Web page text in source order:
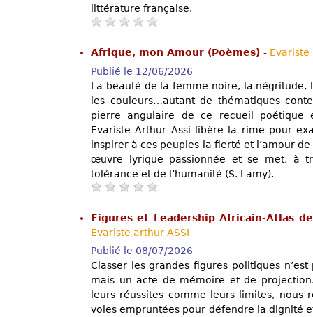
littérature française.
Afrique, mon Amour (Poèmes) - Evariste
Publié le 12/06/2026
La beauté de la femme noire, la négritude,
les couleurs…autant de thématiques
pierre angulaire de ce recueil poétique
Evariste Arthur Assi libère la rime pour
inspirer à ces peuples la fierté et l’amour
œuvre lyrique passionnée et se met, à
tolérance et de l’humanité (S. Lamy).
Figures et Leadership Africain-Atlas
Evariste arthur ASSI
Publié le 08/07/2026
Classer les grandes figures politiques
mais un acte de mémoire et de
leurs réussites comme leurs limites, nous
voies empruntées pour défendre la dignité